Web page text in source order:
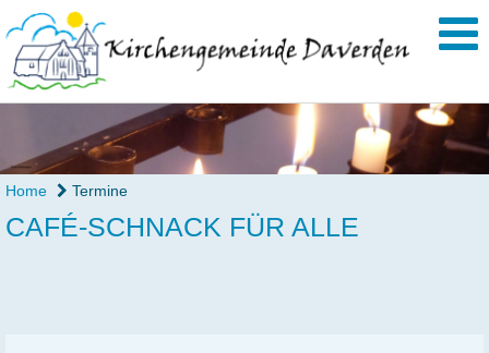
Home Termine
CAFÉ-SCHNACK FÜR ALLE